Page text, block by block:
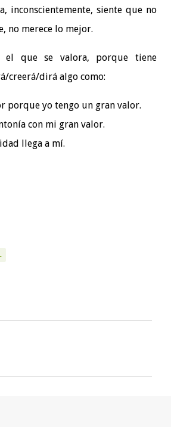
inconscientemente, siente que no
no merece lo mejor.
el que se valora, porque tiene
creerá/dirá algo como:
porque yo tengo un gran valor.
con mi gran valor.
llega a mí.